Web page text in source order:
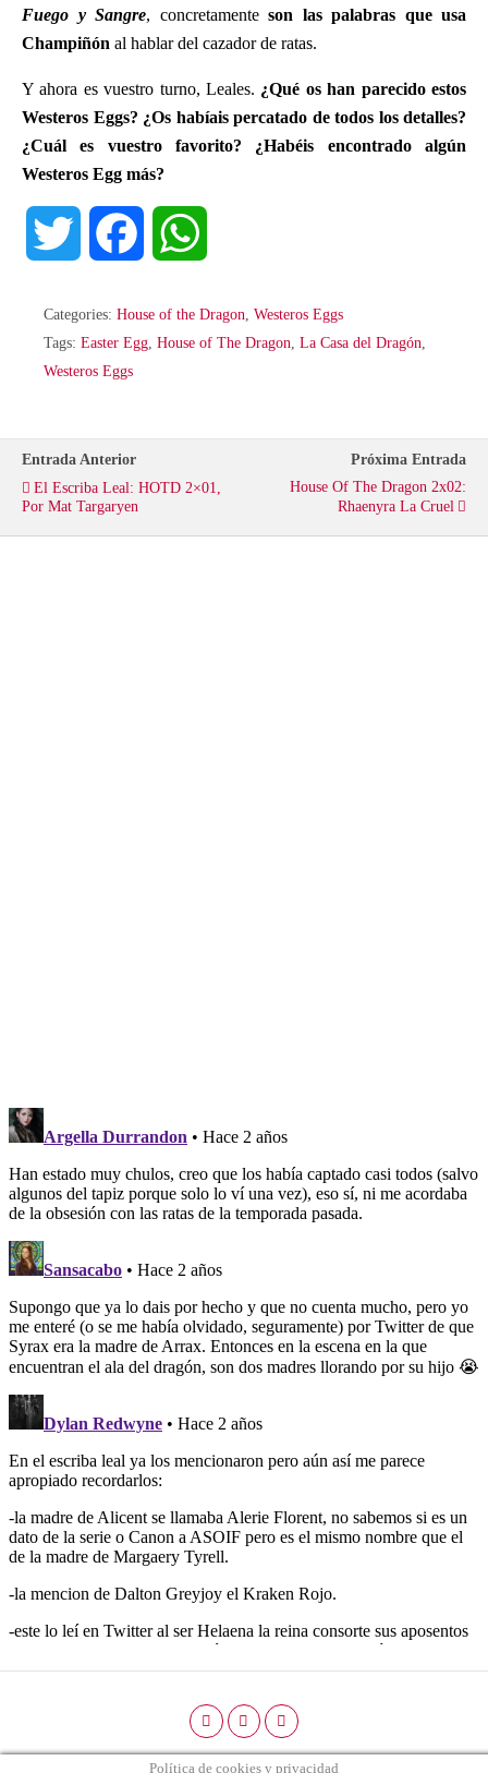
Fuego y Sangre, concretamente son las palabras que usa
Champiñón al hablar del cazador de ratas.
Y ahora es vuestro turno, Leales. ¿Qué os han parecido estos
Westeros Eggs? ¿Os habíais percatado de todos los detalles?
¿Cuál es vuestro favorito? ¿Habéis encontrado algún
Westeros Egg más?
i
t
e
c a
Categories: House of the Dragon Westeros Eggs
Tags: Easter Egg House of The Dragon La Casa del Dragón
Westeros Eggs
Entrada Anterior
El Escriba Leal: HOTD 2×01,
Por Mat Targaryen
Próxima Entrada
House Of The Dragon 2x02:
Rhaenyra La Cruel
Política de cookies y privacidad